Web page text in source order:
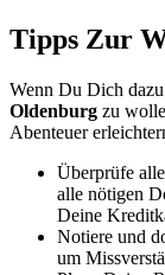
Tipps Zur
Wenn Du Dich
Oldenburg zu
Abenteuer
Überprüfe
alle nötigen
Deine
Notiere und
um